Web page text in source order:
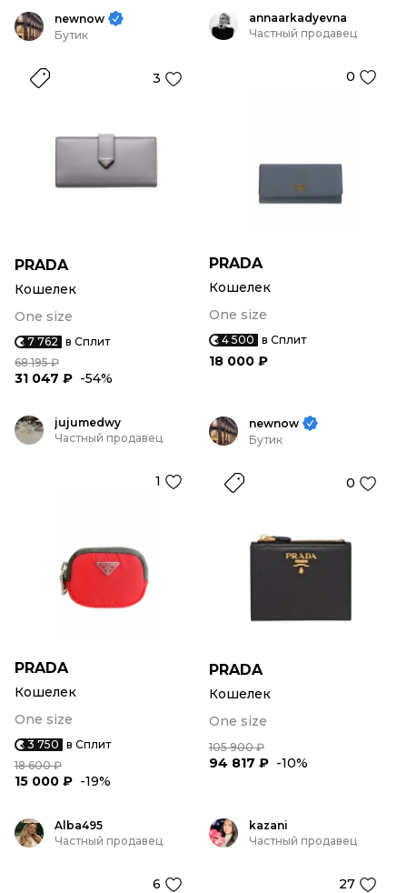
newnow
Бутик
3
PRADA
Кошелек
One size
7 762 в Сплит
68 195 ₽
31 047 ₽ -54%
annaarkadyevna
Частный продавец
0
PRADA
Кошелек
One size
4 500 в Сплит
18 000 ₽
jujumedwy
Частный продавец
1
PRADA
Кошелек
One size
3 750 в Сплит
18 600 ₽
15 000 ₽ -19%
newnow
Бутик
0
PRADA
Кошелек
One size
105 900 ₽
94 817 ₽ -10%
Alba495
Частный продавец
6
kazani
Частный продавец
27